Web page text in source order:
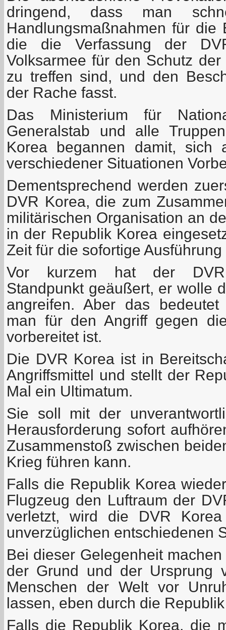
dringend, dass man
Handlungsmaßnahmen für die
die die Verfassung der
Volksarmee für den Schutz
zu treffen sind, und den
der Rache fasst.
Das Ministerium für
Generalstab und alle
Korea begannen damit, sich
verschiedener Situationen
Dementsprechend werden
DVR Korea, die zum
militärischen Organisation an
in der Republik Korea
Zeit für die sofortige
Vor kurzem hat der
Standpunkt geäußert, er wolle
angreifen. Aber das
man für den Angriff gegen
vorbereitet ist.
Die DVR Korea ist in
Angriffsmittel und stellt der
Mal ein Ultimatum.
Sie soll mit der
Herausforderung sofort
Zusammenstoß zwischen
Krieg führen kann.
Falls die Republik Korea
Flugzeug den Luftraum der
verletzt, wird die DVR
unverzüglichen entschiedenen
Bei dieser Gelegenheit
der Grund und der Ursprung
Menschen der Welt vor
lassen, eben durch die
Falls die Republik Korea, die